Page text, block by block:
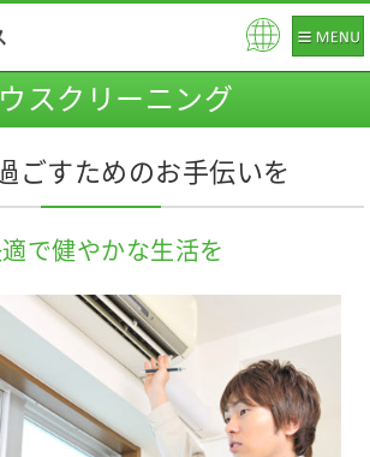
スクリーニング
ごすためのお手伝いを
で健やかな生活を